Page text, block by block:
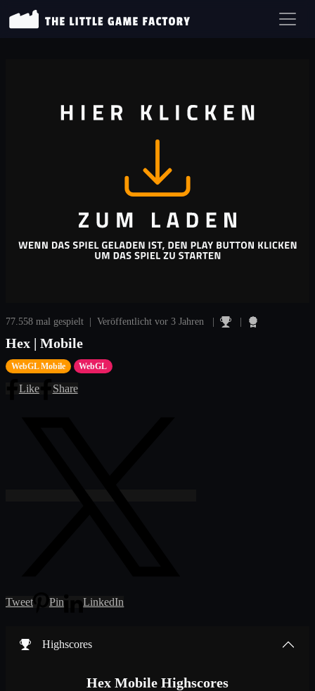
77.558 mal gespielt | Veröffentlicht vor 3 Jahren | |
Hex | Mobile
WebGL Mobile WebGL
Like Share
Tweet Pin LinkedIn
Highscores
Hex Mobile Highscores